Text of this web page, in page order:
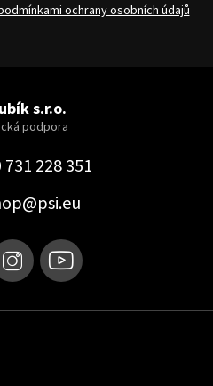
ochrany osobních údajů
s.r.o.
731 228 351
@psi.eu